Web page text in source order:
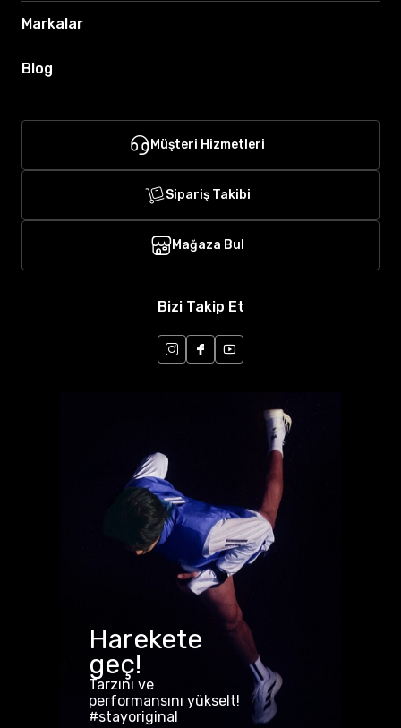
Markalar
Blog
Müşteri Hizmetleri
Sipariş Takibi
Mağaza Bul
Bizi Takip Et
Harekete
geç!
Tarzını ve
performansını yükselt!
#stayoriginal